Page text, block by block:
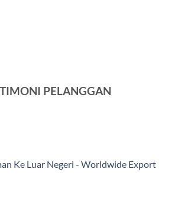
PELANGGAN
Ke Luar Negeri - Worldwide Export